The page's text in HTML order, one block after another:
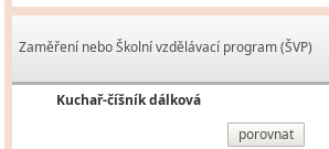
Zaměření nebo Školní vzdělávací program (ŠVP)
Kuchař-číšník dálková
porovnat